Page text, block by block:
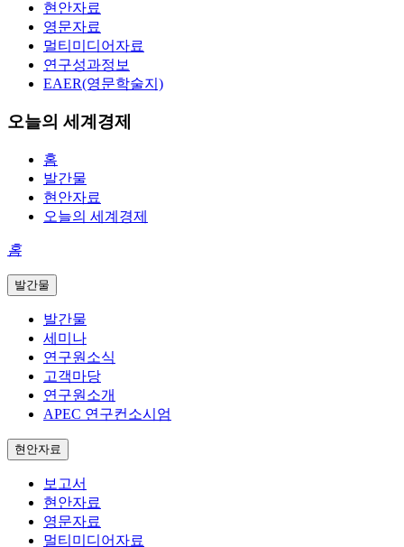
현안자료
영문자료
멀티미디어자료
연구성과정보
EAER(영문학술지)
오늘의 세계경제
홈
발간물
현안자료
오늘의 세계경제
홈
발간물
발간물
세미나
연구원소식
고객마당
연구원소개
APEC 연구컨소시엄
현안자료
보고서
현안자료
영문자료
멀티미디어자료